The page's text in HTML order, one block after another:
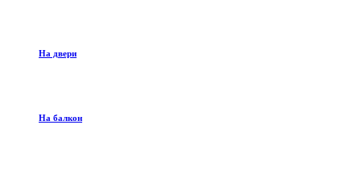
На двери
На балкон